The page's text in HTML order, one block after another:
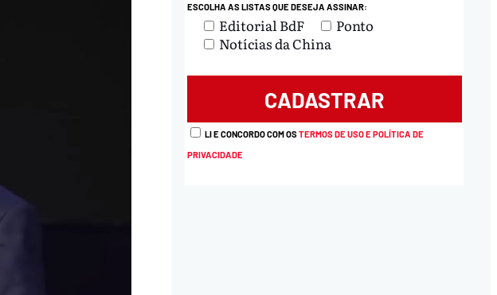
ESCOLHA AS LISTAS QUE DESEJA ASSINAR:
Editorial BdF
Ponto
Notícias da China
LI E CONCORDO COM OSTERMOS DE USO E POLÍTICA DE
PRIVACIDADE